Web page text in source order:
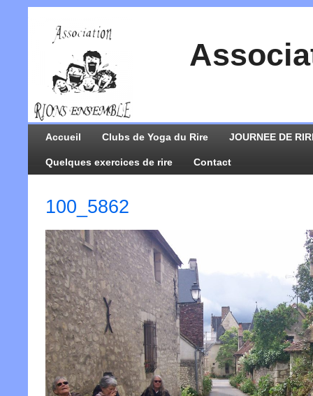
Accueil Clubs de Yoga du Rire JOURNEE DE
Quelques exercices de rire Contact
100_5862